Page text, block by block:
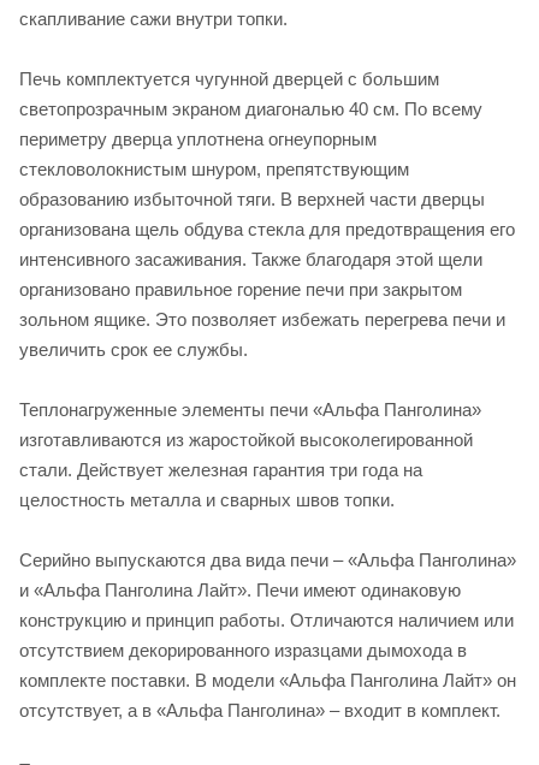
скапливание сажи внутри топки.
Печь комплектуется чугунной дверцей с большим
светопрозрачным экраном диагональю 40 см. По всему
периметру дверца уплотнена огнеупорным
стекловолокнистым шнуром, препятствующим
образованию избыточной тяги. В верхней части дверцы
организована щель обдува стекла для предотвращения его
интенсивного засаживания. Также благодаря этой щели
организовано правильное горение печи при закрытом
зольном ящике. Это позволяет избежать перегрева печи и
увеличить срок ее службы.
Теплонагруженные элементы печи «Альфа Панголина»
изготавливаются из жаростойкой высоколегированной
стали. Действует железная гарантия три года на
целостность металла и сварных швов топки.
Серийно выпускаются два вида печи – «Альфа Панголина»
и «Альфа Панголина Лайт». Печи имеют одинаковую
конструкцию и принцип работы. Отличаются наличием или
отсутствием декорированного изразцами дымохода в
комплекте поставки. В модели «Альфа Панголина Лайт» он
отсутствует, а в «Альфа Панголина» – входит в комплект.